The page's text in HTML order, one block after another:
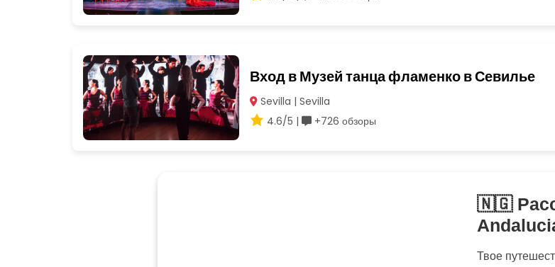
Вход в Музей танца фламенко в Севилье
Sevilla | Sevilla
4.6/5 |
+726 обзоры
🇳🇬
Твое